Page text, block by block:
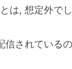
は, 想定外で
信されている